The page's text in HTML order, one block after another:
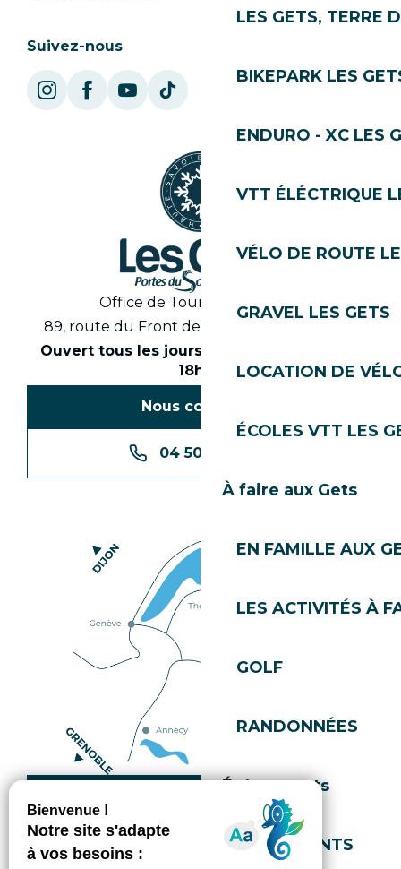
LES GETS, TERRE
BIKEPARK LES
ENDURO - XC LES
VTT ÉLÉCTRIQUE
VÉLO DE ROUTE
GRAVEL LES GETS
LOCATION DE
ÉCOLES VTT LES
À faire aux Gets
EN FAMILLE AUX
LES ACTIVITÉS À
GOLF
RANDONNÉES
Évènements
EVÈNEMENTS
Suivez-nous
Office de Tourisme des Gets
89, route du Front de Neige 74260 Les Gets
Ouvert tous les jours en saison de 8h30 à
18h30
Nous contacter
04 50 74 74 74